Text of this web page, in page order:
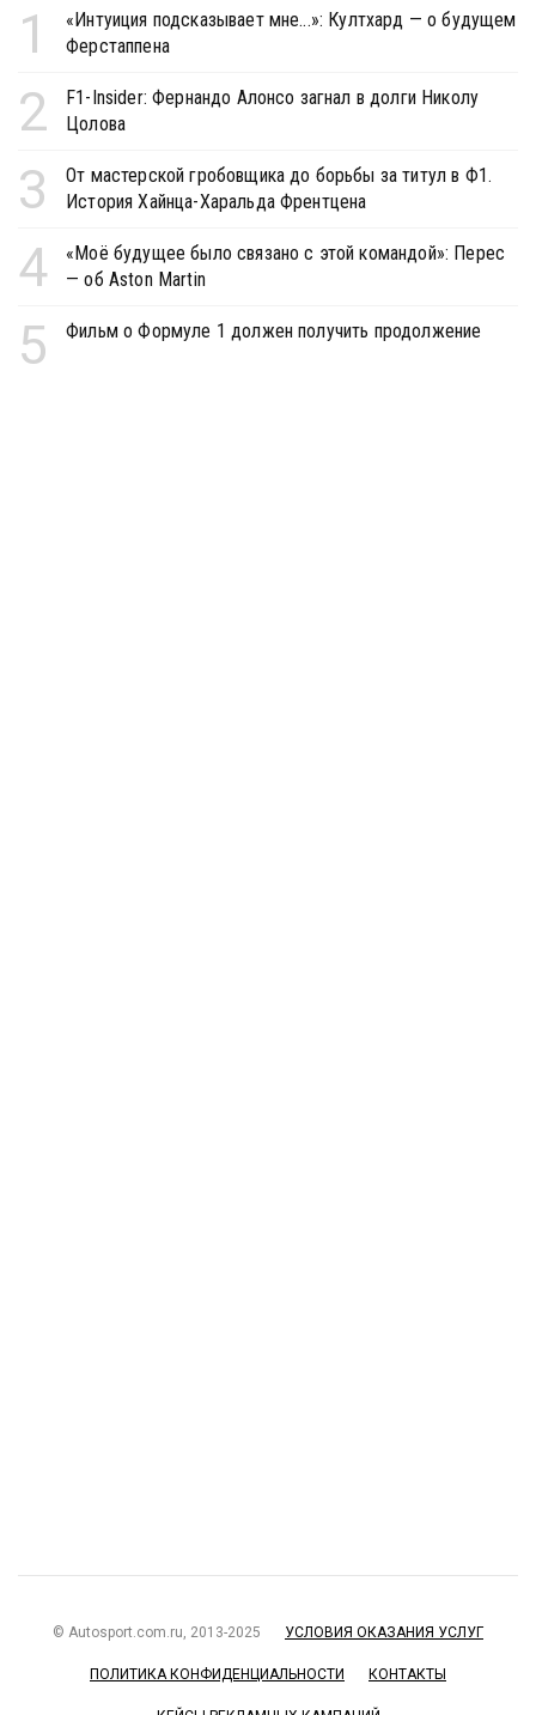
1
«Интуиция подсказывает мне...»: Култхард — о будущем
Ферстаппена
2
F1-Insider: Фернандо Алонсо загнал в долги Николу
Цолова
3
От мастерской гробовщика до борьбы за титул в Ф1.
История Хайнца-Харальда Френтцена
4
«Моё будущее было связано с этой командой»: Перес
— об Aston Martin
5 Фильм о Формуле 1 должен получить продолжение
© Autosport.com.ru, 2013-2025 УСЛОВИЯ ОКАЗАНИЯ УСЛУГ
ПОЛИТИКА КОНФИДЕНЦИАЛЬНОСТИ КОНТАКТЫ